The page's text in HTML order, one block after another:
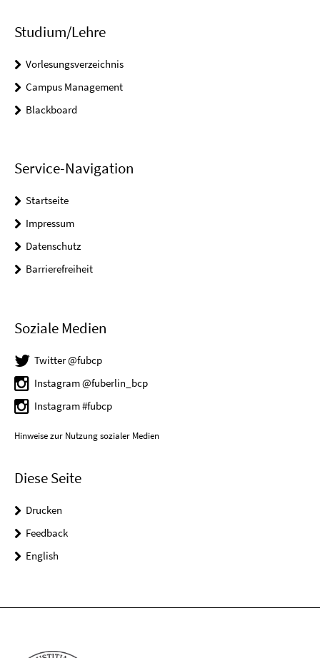
Studium/Lehre
Vorlesungsverzeichnis
Campus Management
Blackboard
Service-Navigation
Startseite
Impressum
Datenschutz
Barrierefreiheit
Soziale Medien
Twitter @fubcp
Instagram @fuberlin_bcp
Instagram #fubcp
Hinweise zur Nutzung sozialer Medien
Diese Seite
Drucken
Feedback
English